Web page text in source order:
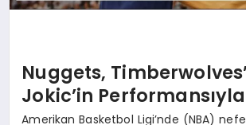
Nuggets,
Jokic’in
Amerikan Basketbol Ligi’nde (NBA)